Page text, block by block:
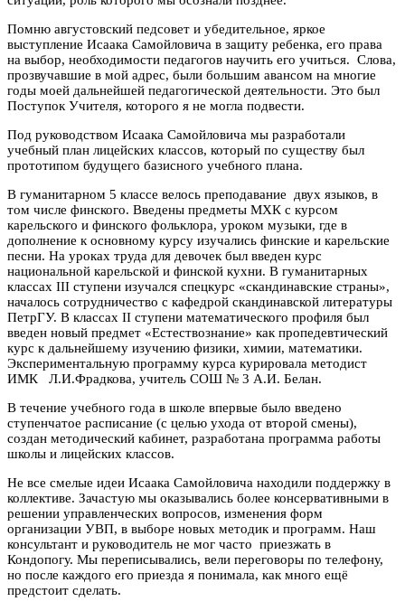
Помню августовский педсовет и убедительное, яркое
выступление Исаака Самойловича в защиту ребенка, его права
на выбор, необходимости педагогов научить его учиться. Слова,
прозвучавшие в мой адрес, были большим авансом на многие
годы моей дальнейшей педагогической деятельности. Это был
Поступок Учителя, которого я не могла подвести.
Под руководством Исаака Самойловича мы разработали
учебный план лицейских классов, который по существу был
прототипом будущего базисного учебного плана.
В гуманитарном 5 классе велось преподавание двух языков, в
том числе финского. Введены предметы МХК с курсом
карельского и финского фольклора, уроком музыки, где в
дополнение к основному курсу изучались финские и карельские
песни. На уроках труда для девочек был введен курс
национальной карельской и финской кухни. В гуманитарных
классах III ступени изучался спецкурс «скандинавские страны»,
началось сотрудничество с кафедрой скандинавской литературы
ПетрГУ. В классах II ступени математического профиля был
введен новый предмет «Естествознание» как пропедевтический
курс к дальнейшему изучению физики, химии, математики.
Экспериментальную программу курса курировала методист
ИМК Л.И.Фрадкова, учитель СОШ № 3 А.И. Белан.
В течение учебного года в школе впервые было введено
ступенчатое расписание (с целью ухода от второй смены),
создан методический кабинет, разработана программа работы
школы и лицейских классов.
Не все смелые идеи Исаака Самойловича находили поддержку в
коллективе. Зачастую мы оказывались более консервативными в
решении управленческих вопросов, изменения форм
организации УВП, в выборе новых методик и программ. Наш
консультант и руководитель не мог часто приезжать в
Кондопогу. Мы переписывались, вели переговоры по телефону,
но после каждого его приезда я понимала, как много ещё
предстоит сделать.